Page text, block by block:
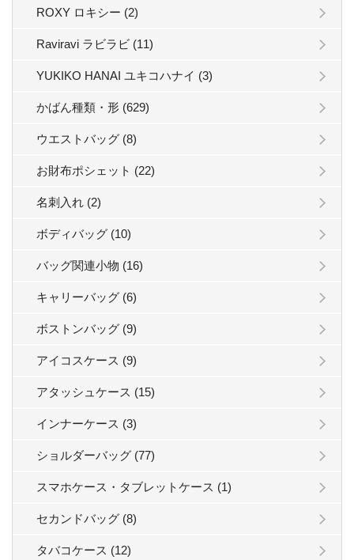
ROXY ロキシー (2)
Raviravi ラビラビ (11)
YUKIKO HANAI ユキコハナイ (3)
かばん種類・形 (629)
ウエストバッグ (8)
お財布ポシェット (22)
名刺入れ (2)
ボディバッグ (10)
バッグ関連小物 (16)
キャリーバッグ (6)
ボストンバッグ (9)
アイコスケース (9)
アタッシュケース (15)
インナーケース (3)
ショルダーバッグ (77)
スマホケース・タブレットケース (1)
セカンドバッグ (8)
タバコケース (12)